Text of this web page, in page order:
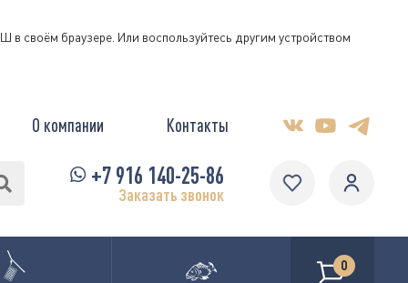
своём браузере. Или воспользуйтесь другим устройством
О компании Контакты
+7 916 140-25-86
Заказать звонок
0